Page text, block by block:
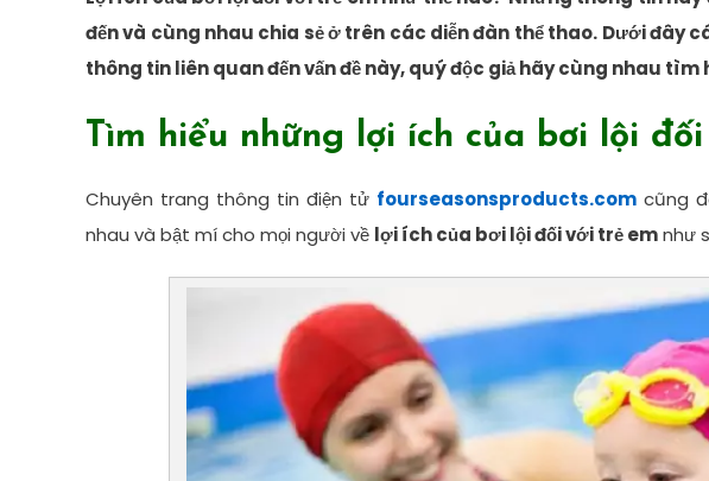
đến và cùng nhau chia sẻ ở trên các diễn đàn thể thao. Dưới đây
thông tin liên quan đến vấn đề này, quý độc giả hãy cùng nhau tìm
Tìm hiểu những lợi ích của bơi lội
Chuyên trang thông tin điện tử fourseasonsproducts.com cũng
nhau và bật mí cho mọi người về lợi ích của bơi lội đối với trẻ emnhư